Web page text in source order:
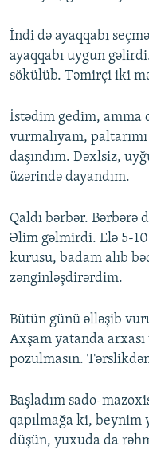
İndi də ayaqqabı
ayaqqabı uygun
sökülüb. Təmirçi iki
İstədim gedim, amma
vurmalıyam,
daşındım. Dəxlsiz,
üzərində dayandım.
Qaldı bərbər. Bərbərə
Əlim gəlmirdi. Elə 5-
kurusu, badam alıb
zənginləşdirərdim.
Bütün günü əlləşib
Axşam yatanda arxası
pozulmasın.
Başladım sado-
qapılmağa ki, beynim
düşün, yuxuda da